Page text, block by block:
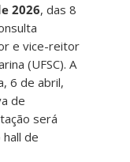
2026, das 8
e vice-reitor
(UFSC). A
6 de abril,
de
será
de